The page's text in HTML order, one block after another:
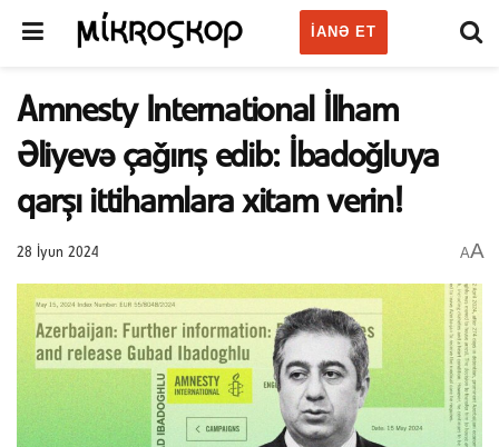
IANƏ ET
Amnesty International İlham
Əliyevə çağırış edib: İbadoğluya
qarşı ittihamlara xitam verin!
28 İyun 2024 AA